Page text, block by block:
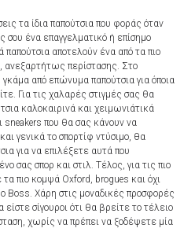
τα ίδια παπούτσια που φοράς όταν
σου ένα επαγγελματικό ή επίσημο
αποτελούν ένα από τα πιο
ανεξαρτήτως περίστασης. Στο
από επώνυμα παπούτσια για όποια
Για τις χαλαρές στιγμές σας θα
καλοκαιρινά και χειμωνιάτικά
sneakers που θα σας κάνουν να
γενικά το σπορτίφ ντύσιμο, θα
για να επιλέξετε αυτά που
σας σπορ και στιλ. Τέλος, για τις πιο
πιο κομψά Oxford, brogues και όχι
Boss. Χάρη στις μοναδικές προσφορές
σίγουροι ότι θα βρείτε το τέλειο
χωρίς να πρέπει να ξοδέψετε μία